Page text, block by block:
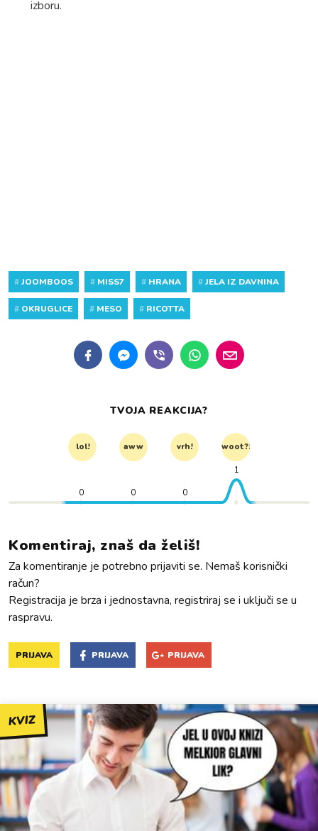
izboru.
#JOOMBOOS # MISS7 # HRANA #JELA IZ DAVNINA
# OKRUGLICE # MESO # RICOTTA
TVOJA REAKCIJA?
lol! aww vrh! woot?!
0 0 0
1
Komentiraj, znaš da želiš!
Za komentiranje je potrebno prijaviti se. Nemaš korisnički
račun?
Registracija je brza i jednostavna, registriraj se i uključi se u
raspravu.
PRIJAVA PRIJAVA PRIJAVA
KVIZ